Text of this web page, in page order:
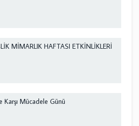
MİMARLIK HAFTASI ETKİNLİKLERİ
Karşı Mücadele Günü